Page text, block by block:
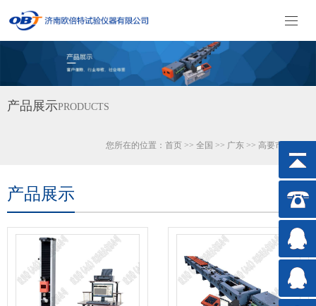
产品展示PRODUCTS
您所在的位置： 首页 >> 全国 >> 广东 >> 高要市
产品展示